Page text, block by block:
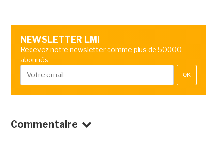
NEWSLETTER LMI
Recevez notre newsletter comme plus de 50000
abonnés
OK
Commentaire